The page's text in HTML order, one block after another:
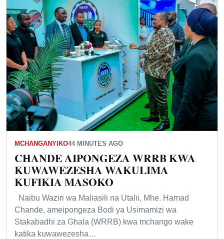
MCHANGANYIKO44 MINUTES AGO
CHANDE AIPONGEZA WRRB KWA
KUWAWEZESHA WAKULIMA
KUFIKIA MASOKO
Naibu Waziri wa Maliasili na Utalii, Mhe. Hamad
Chande, ameipongeza Bodi ya Usimamizi wa
Stakabadhi za Ghala (WRRB) kwa mchango wake
katika kuwawezesha…